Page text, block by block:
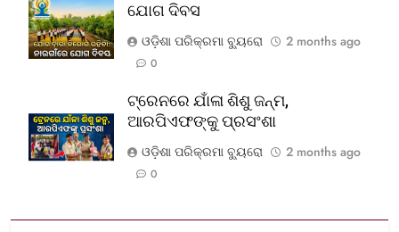
ଯୋଗ ଦିବସ
ଓଡ଼ିଶା ପରିକ୍ରମା ବ୍ୟୁରୋ
2 months ago
0
ଟ୍ରେନରେ ଯାଁଳା ଶିଶୁ ଜନ୍ମ,
ଆରପିଏଫଙ୍କୁ ପ୍ରସଂଶା
ଓଡ଼ିଶା ପରିକ୍ରମା ବ୍ୟୁରୋ
2 months ago
0